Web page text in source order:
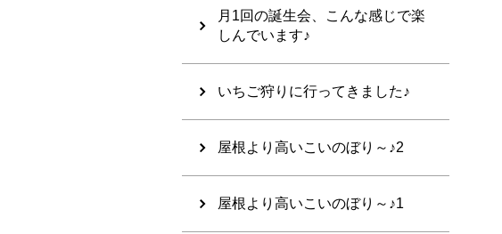
月1回の誕生会、こんな感じで楽
しんでいます♪
いちご狩りに行ってきました♪
屋根より高いこいのぼり～♪2
屋根より高いこいのぼり～♪1